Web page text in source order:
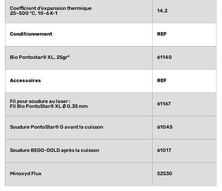
Coefficient d’expansion thermique
25–500 °C, 10-6 K-1
14,2
Conditionnement REF
Bio Pontostar® XL, 25gr* 61140
Accessoires REF
Fil pour soudure au laser :
Fil Bio PontoStar® XL Ø 0,35 mm
61167
Soudure PontoStar® G avant la cuisson 61045
Soudure BEGO-GOLD après la cuisson 61017
Minoxyd Flux 52530